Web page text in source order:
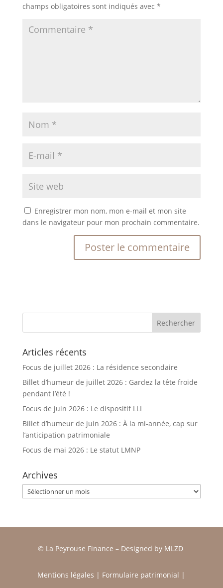
champs obligatoires sont indiqués avec *
Enregistrer mon nom, mon e-mail et mon site
dans le navigateur pour mon prochain commentaire.
Articles récents
Focus de juillet 2026 : La résidence secondaire
Billet d’humeur de juillet 2026 : Gardez la tête froide
pendant l’été !
Focus de juin 2026 : Le dispositif LLI
Billet d’humeur de juin 2026 : À la mi-année, cap sur
l’anticipation patrimoniale
Focus de mai 2026 : Le statut LMNP
Archives
Archives
© La Peyrouse Finance –Designed by MLZD
Mentions légales | Formulaire patrimonial |